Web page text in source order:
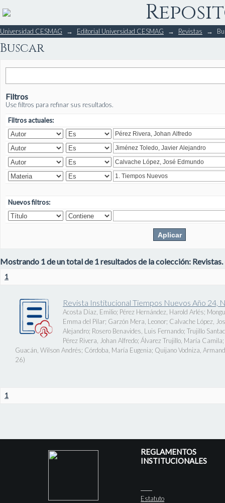
Buscar
Universidad CESMAG → Editorial Universidad CESMAG → Revistas →
Buscar
Filtros
Use filtros para refinar sus resultados.
Filtros actuales:
Nuevos filtros:
Mostrando 1 de un total de 1 resultados de la colección: Revistas.
1
Revista Institucional Tiempos Nuevos Año 24,
Acosta Díaz, Emilio; Pérez Hernández, Harold Arlés;
Emma del Pilar; Garzón Mera, Leonor; Calvache López,
Alejandro; Rosero Benavides, Luis Fernando; Trujillo
Pérez Rivera, Johan Alfredo; Álvarez Trujillo, María Camila;
Guacán, Wilson Andrés; Córdoba, María Eugenia; Quijano Vodniza,
26)
1
REGLAMENTOS
INSTITUCIONALES
Estatuto